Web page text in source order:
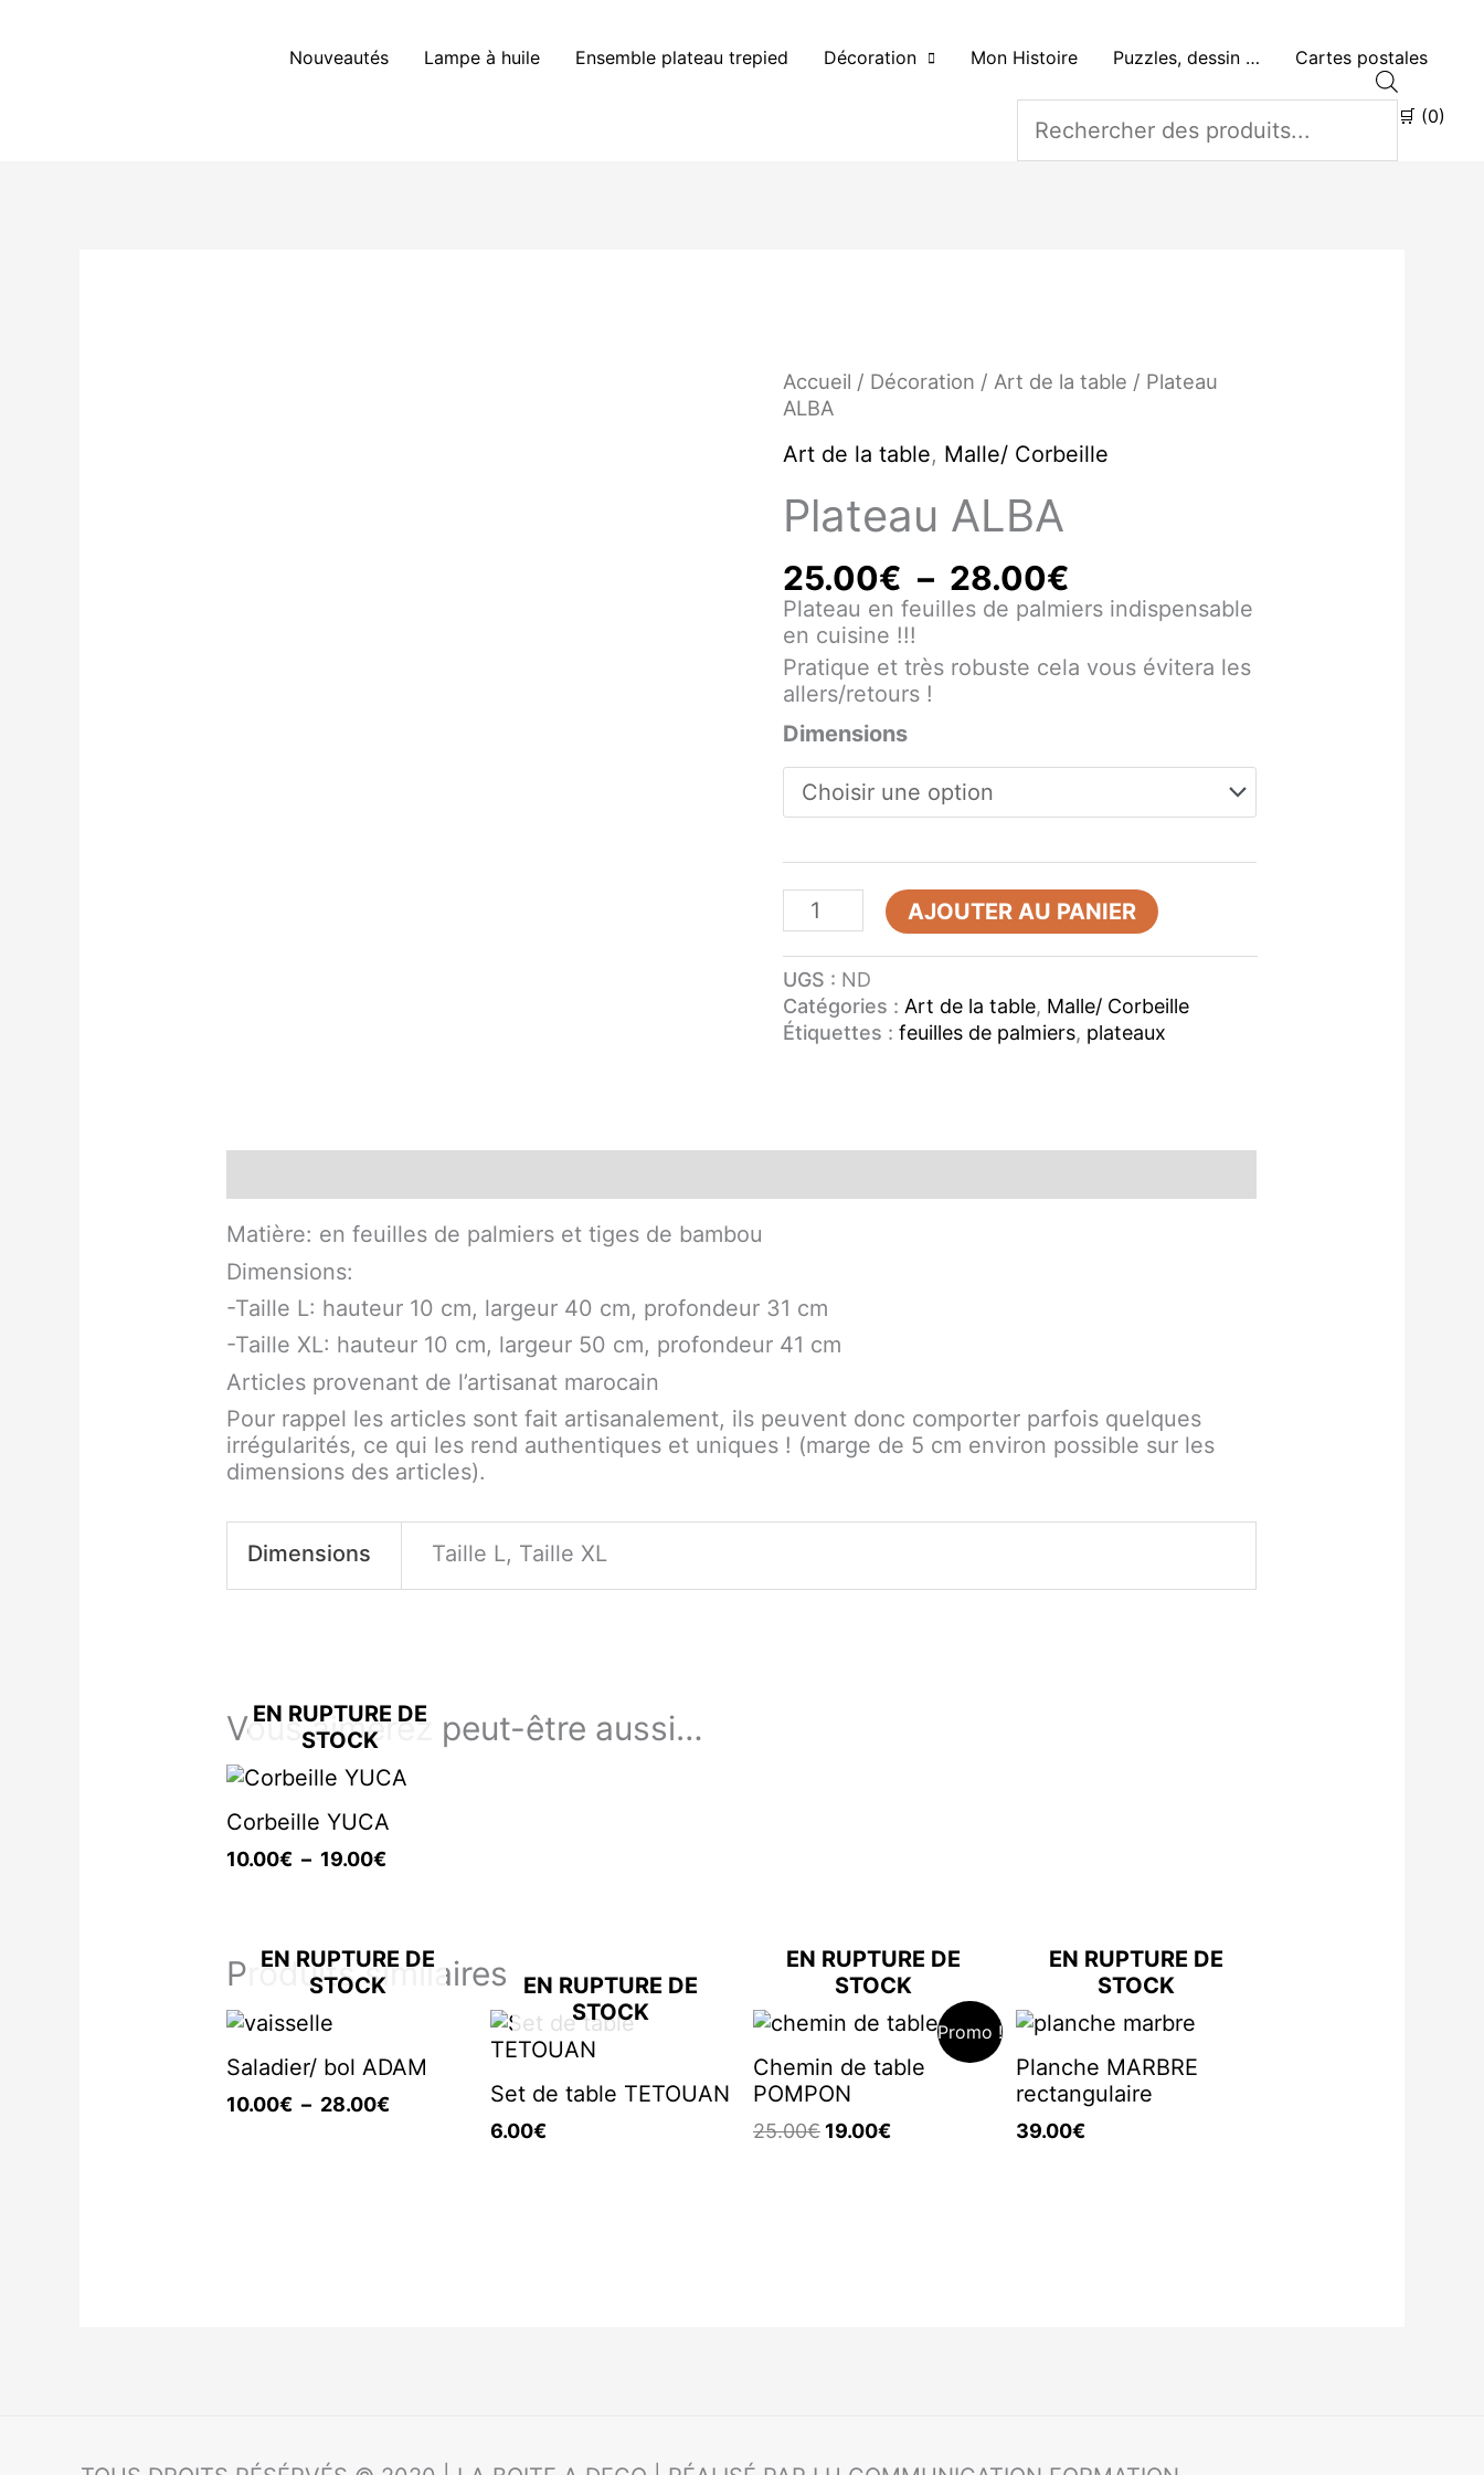
Nouveautés Lampe à huile Ensemble plateau trepied Décoration Mon Histoire Puzzles, dessin …
Cartes postales
de
🛒 (0)
Accueil / Décoration / Art de la table / Plateau
ALBA
Art de la table, Malle/ Corbeille
Plateau ALBA
25.00€ – 28.00€
Plage
25.00€
Plateau en feuilles de palmiers indispensable
en cuisine !!!
Pratique et très robuste cela vous évitera les
allers/retours !
Dimensions
quantité
de
ALBA
AJOUTER AU PANIER
UGS : ND
Catégories : Art de la table, Malle/ Corbeille
Étiquettes :feuilles de palmiers, plateaux
Matière: en feuilles de palmiers et tiges de bambou
Dimensions:
-Taille L: hauteur 10 cm, largeur 40 cm, profondeur 31 cm
-Taille XL: hauteur 10 cm, largeur 50 cm, profondeur 41 cm
Articles provenant de l’artisanat marocain
Pour rappel les articles sont fait artisanalement, ils peuvent donc comporter parfois quelques
irrégularités, ce qui les rend authentiques et uniques ! (marge de 5 cm environ possible sur les
dimensions des articles).
Dimensions Taille L, Taille XL
Vous aimerez peut-être aussi…
EN RUPTURE DE
STOCK
Corbeille YUCA
10.00€ – 19.00€
Plage
prix :
10.00€
Produits similaires
EN RUPTURE DE
STOCK
Saladier/ bol ADAM
10.00€ – 28.00€
prix :
10.00€
EN RUPTURE DE
STOCK
Set de table TETOUAN
6.00€
Promo !
EN RUPTURE DE
STOCK
Chemin de table
POMPON
25.00€
Le
initial
était :
25.00€.
19.00€
Le
actuel
19.00€.
EN RUPTURE DE
STOCK
Planche MARBRE
rectangulaire
39.00€